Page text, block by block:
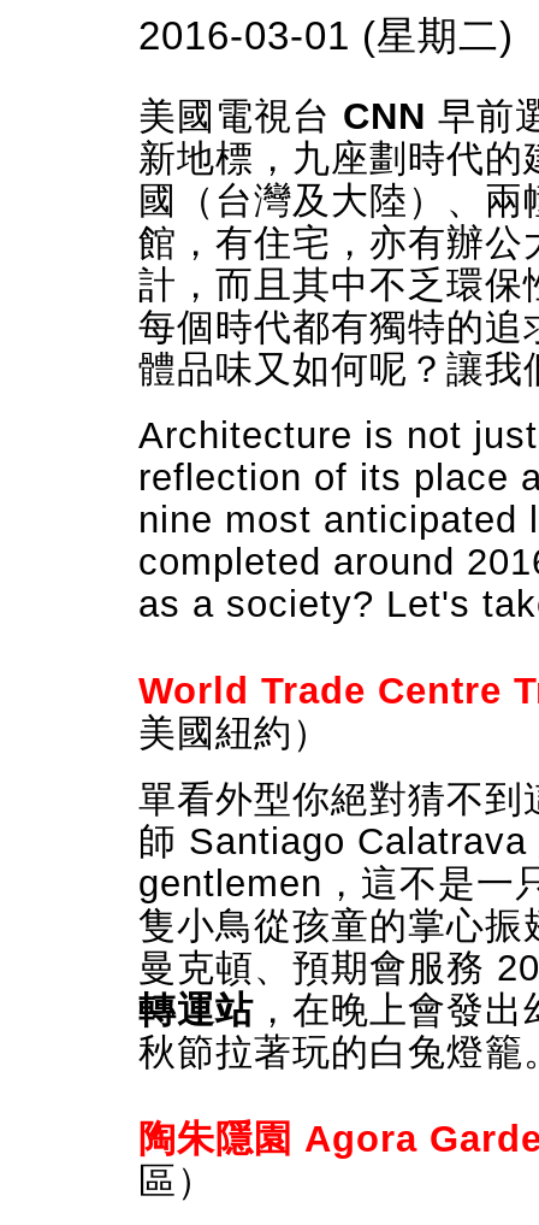
2016-03-01 (星期二)
美國電視台 CNN 早前
新地標，九座劃時代
國（台灣及大陸）、
館，有住宅，亦有辦公
計，而且其中不乏環
每個時代都有獨特的
體品味又如何呢？讓我
Architecture is not
reflection of its place
nine most anticipated
completed around
as a society? Let's
World Trade Centre
美國紐約）
單看外型你絕對猜不
師 Santiago
gentlemen，這不是一
隻小鳥從孩童的掌心
曼克頓、預期會服務
轉運站 ，在晚上會發
秋節拉著玩的白兔燈籠
陶朱隱園 Agora
區）